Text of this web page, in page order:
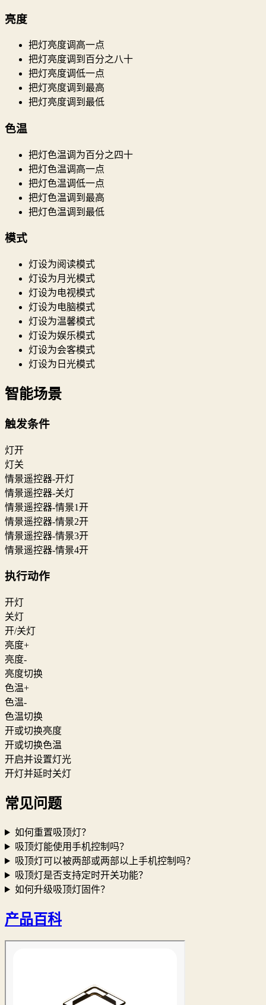
亮度
把灯亮度调高一点
把灯亮度调到百分之八十
把灯亮度调低一点
把灯亮度调到最高
把灯亮度调到最低
色温
把灯色温调为百分之四十
把灯色温调高一点
把灯色温调低一点
把灯色温调到最高
把灯色温调到最低
模式
灯设为阅读模式
灯设为月光模式
灯设为电视模式
灯设为电脑模式
灯设为温馨模式
灯设为娱乐模式
灯设为会客模式
灯设为日光模式
智能场景
触发条件
灯开
灯关
情景遥控器-开灯
情景遥控器-关灯
情景遥控器-情景1开
情景遥控器-情景2开
情景遥控器-情景3开
情景遥控器-情景4开
执行动作
开灯
关灯
开/关灯
亮度+
亮度-
亮度切换
色温+
色温-
色温切换
开或切换亮度
开或切换色温
开启并设置灯光
开灯并延时关灯
常见问题
如何重置吸顶灯？
吸顶灯能使用手机控制吗？
吸顶灯可以被两部或两部以上手机控制吗？
吸顶灯是否支持定时开关功能？
如何升级吸顶灯固件？
产品百科